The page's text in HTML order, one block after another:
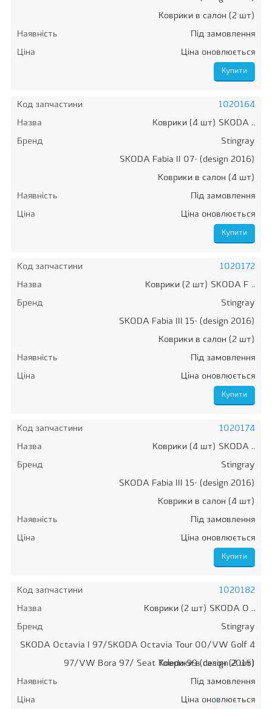
Коврики в салон (2 шт)
Наявність
Під замовлення
Ціна
Ціна оновлюється
Код запчастини
1020164
Назва
Коврики (4 шт) SKODA ..
Бренд
Stingray
SKODA Fabia II 07- (design 2016)
Коврики в салон (4 шт)
Наявність
Під замовлення
Ціна
Ціна оновлюється
Код запчастини
1020172
Назва
Коврики (2 шт) SKODA F ..
Бренд
Stingray
SKODA Fabia III 15- (design 2016)
Коврики в салон (2 шт)
Наявність
Під замовлення
Ціна
Ціна оновлюється
Код запчастини
1020174
Назва
Коврики (4 шт) SKODA ..
Бренд
Stingray
SKODA Fabia III 15- (design 2016)
Коврики в салон (4 шт)
Наявність
Під замовлення
Ціна
Ціна оновлюється
Код запчастини
1020182
Назва
Коврики (2 шт) SKODA O ..
Бренд
Stingray
SKODA Octavia I 97/SKODA Octavia Tour 00/VW Golf 4
97/VW Bora 97/ Seat Toledo 99 (design 2016)
Коврики в салон (2 шт)
Наявність
Під замовлення
Ціна
Ціна оновлюється